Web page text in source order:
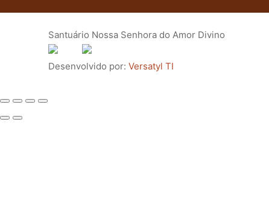
Santuário Nossa Senhora do Amor Divino
Desenvolvido por: Versatyl TI